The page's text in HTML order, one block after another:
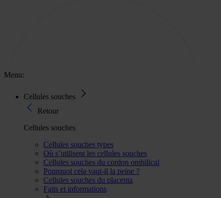
Menu:
Cellules souches
Retour
Cellules souches
Cellules souches types
Où s’utilisent les cellules souches
Cellules souches du cordon ombilical
Pourquoi cela vaut-il la peine ?
Cellules souches du placenta
Faits et informations